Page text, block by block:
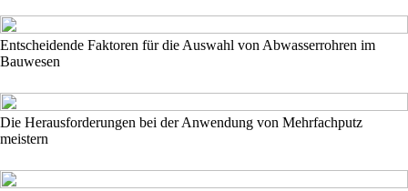
Entscheidende Faktoren für die Auswahl von Abwasserrohren im
Bauwesen
Die Herausforderungen bei der Anwendung von Mehrfachputz
meistern